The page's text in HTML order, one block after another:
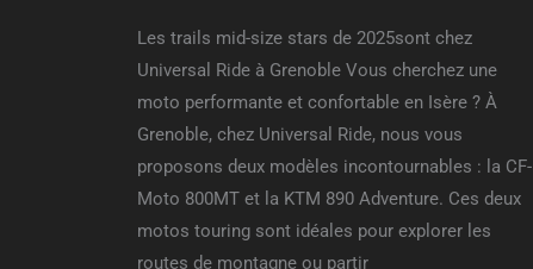
Les trails mid-size stars de 2025sont chez
Universal Ride à Grenoble Vous cherchez une
moto performante et confortable en Isère ? À
Grenoble, chez Universal Ride, nous vous
proposons deux modèles incontournables : la CF-
Moto 800MT et la KTM 890 Adventure. Ces deux
motos touring sont idéales pour explorer les
routes de montagne ou partir